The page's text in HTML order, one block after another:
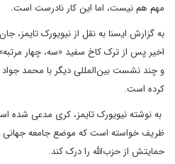
مهم هم نیست، اما این کار نادرست است.
به گزارش ایسنا به نقل از نیویورک تایمز،
اخیر پس از ترک کاخ سفید «سه، چهار
و چند نشست بین‌المللی دیگر با محمد جواد
کرده است.
به نوشته نیویورک تایمز، کری مدعی شده
ظریف خواسته است که موضع جامعه جهانی
حمایتش از حزب‌الله را درک کند.